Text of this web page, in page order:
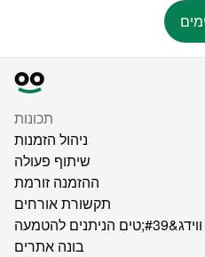
תכונות
ניהול הזמנות
שיתוף פעולה
ההזמנה זורמת
תקשורת אורחים
ווידג&#39;טים הניתנים להטמעה
בונה אתרים